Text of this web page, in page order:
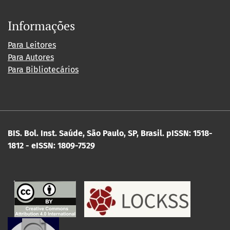
Informações
Para Leitores
Para Autores
Para Bibliotecários
BIS. Bol. Inst. Saúde, São Paulo, SP, Brasil. pISSN: 1518-
1812 - eISSN: 1809-7529